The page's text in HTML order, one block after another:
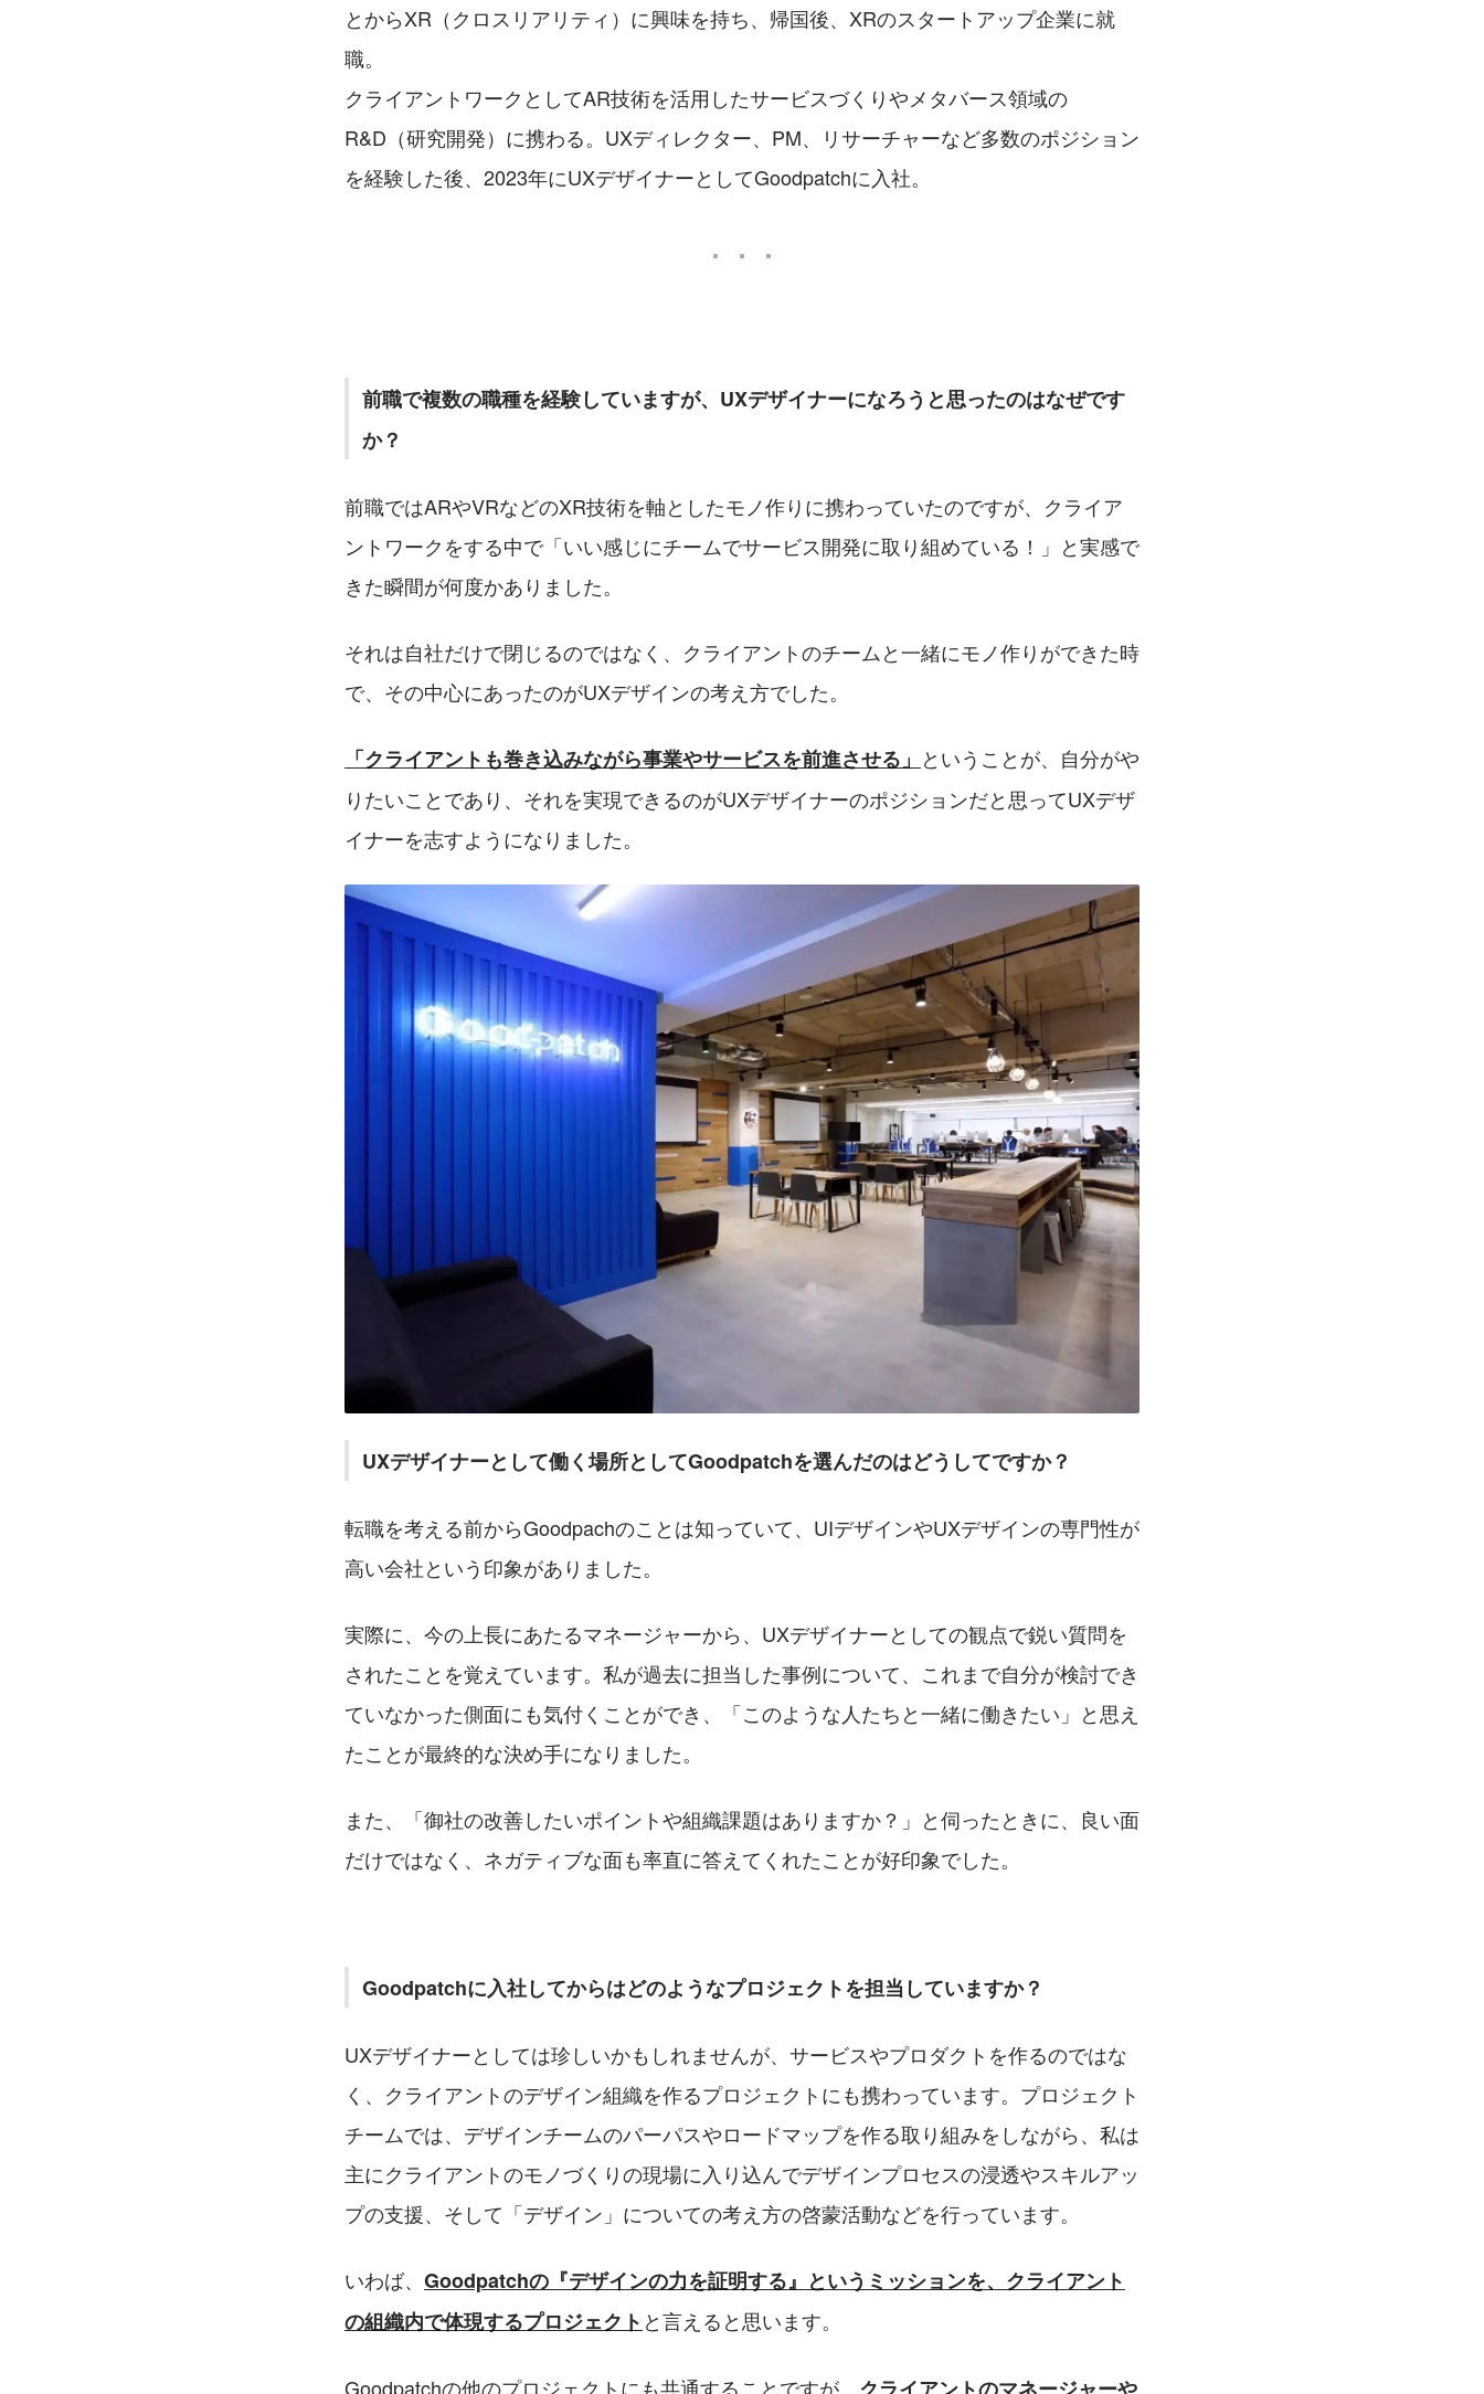
とからXR（クロスリアリティ）に興味を持ち、帰国後、XRのスタートアップ企業に就
職。
クライアントワークとしてAR技術を活用したサービスづくりやメタバース領域の
R&D（研究開発）に携わる。UXディレクター、PM、リサーチャーなど多数のポジション
を経験した後、2023年にUXデザイナーとしてGoodpatchに入社。
前職で複数の職種を経験していますが、UXデザイナーになろうと思ったのはなぜです
か？
前職ではARやVRなどのXR技術を軸としたモノ作りに携わっていたのですが、クライア
ントワークをする中で「いい感じにチームでサービス開発に取り組めている！」と実感で
きた瞬間が何度かありました。
それは自社だけで閉じるのではなく、クライアントのチームと一緒にモノ作りができた時
で、その中心にあったのがUXデザインの考え方でした。
「クライアントも巻き込みながら事業やサービスを前進させる」 ということが、自分がや
りたいことであり、それを実現できるのがUXデザイナーのポジションだと思ってUXデザ
イナーを志すようになりました。
UXデザイナーとして働く場所としてGoodpatchを選んだのはどうしてですか？
転職を考える前からGoodpachのことは知っていて、UIデザインやUXデザインの専門性が
高い会社という印象がありました。
実際に、今の上長にあたるマネージャーから、UXデザイナーとしての観点で鋭い質問を
されたことを覚えています。私が過去に担当した事例について、これまで自分が検討でき
ていなかった側面にも気付くことができ、「このような人たちと一緒に働きたい」と思え
たことが最終的な決め手になりました。
また、「御社の改善したいポイントや組織課題はありますか？」と伺ったときに、良い面
だけではなく、ネガティブな面も率直に答えてくれたことが好印象でした。
Goodpatchに入社してからはどのようなプロジェクトを担当していますか？
UXデザイナーとしては珍しいかもしれませんが、サービスやプロダクトを作るのではな
く、クライアントのデザイン組織を作るプロジェクトにも携わっています。プロジェクト
チームでは、デザインチームのパーパスやロードマップを作る取り組みをしながら、私は
主にクライアントのモノづくりの現場に入り込んでデザインプロセスの浸透やスキルアッ
プの支援、そして「デザイン」についての考え方の啓蒙活動などを行っています。
いわば、 Goodpatchの『デザインの力を証明する』というミッションを、クライアント
の組織内で体現するプロジェクト と言えると思います。
Goodpatchの他のプロジェクトにも共通することですが、